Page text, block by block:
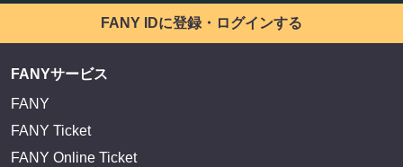
FANY IDに登録・ログインする
FANYサービス
FANY
FANY Ticket
FANY Online Ticket